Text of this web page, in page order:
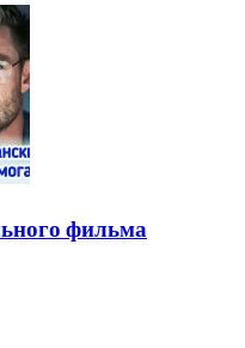
фильма